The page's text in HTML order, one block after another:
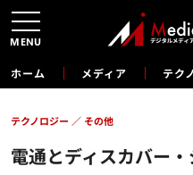
ホーム メディア テク
電通とディスカバー
テクノロジー その他
MENU